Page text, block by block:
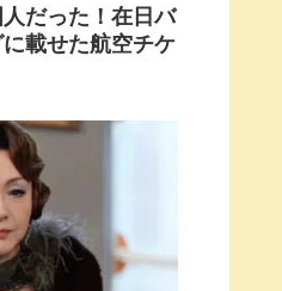
だった！在日バ
載せた航空チケ